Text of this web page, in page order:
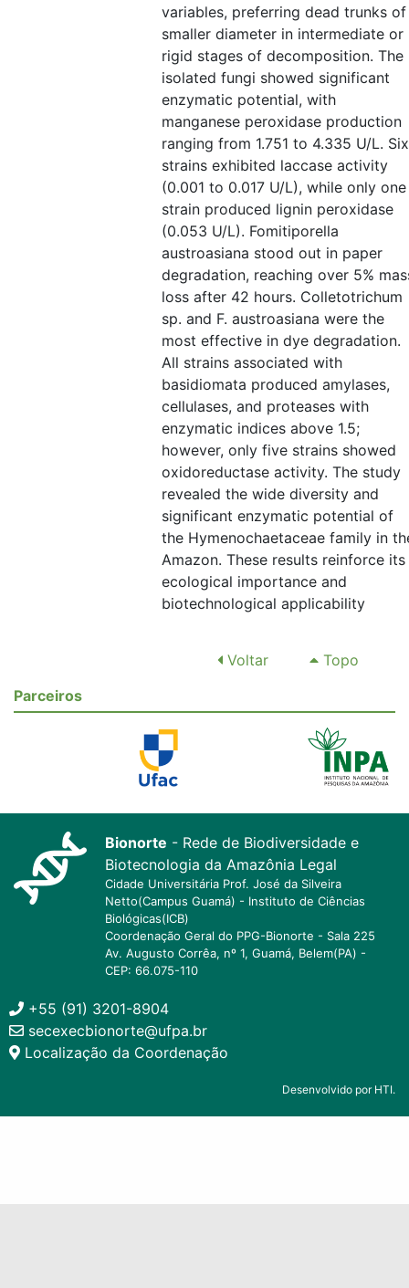
variables, preferring dead trunks of
smaller diameter in intermediate or
rigid stages of decomposition. The
isolated fungi showed significant
enzymatic potential, with
manganese peroxidase production
ranging from 1.751 to 4.335 U/L. Six
strains exhibited laccase activity
(0.001 to 0.017 U/L), while only one
strain produced lignin peroxidase
(0.053 U/L). Fomitiporella
austroasiana stood out in paper
degradation, reaching over 5%
loss after 42 hours. Colletotrichum
sp. and F. austroasiana were the
most effective in dye degradation.
All strains associated with
basidiomata produced amylases,
cellulases, and proteases with
enzymatic indices above 1.5;
however, only five strains showed
oxidoreductase activity. The study
revealed the wide diversity and
significant enzymatic potential of
the Hymenochaetaceae family in
Amazon. These results reinforce its
ecological importance and
biotechnological applicability
Voltar
Topo
Parceiros
Bionorte - Rede de Biodiversidade e
Biotecnologia da Amazônia Legal
Cidade Universitária Prof. José da Silveira
Netto(Campus Guamá) - Instituto de Ciências
Biológicas(ICB)
Coordenação Geral do PPG-Bionorte - Sala 225
Av. Augusto Corrêa, nº 1, Guamá, Belem(PA) -
CEP: 66.075-110
+55 (91) 3201-8904
secexecbionorte@ufpa.br
Localização da Coordenação
Desenvolvido por HTI.